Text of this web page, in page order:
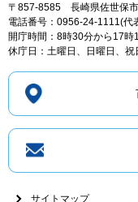
〒857-8585 長崎県佐世保
電話番号：0956-24-1111(代
開庁時間：8時30分から17時
休庁日：土曜日、日曜日、祝
サイトマップ